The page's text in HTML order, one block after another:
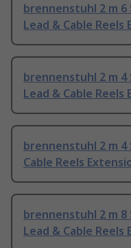
brennenstuhl 2 m
Lead & Cable Reels
brennenstuhl 2 m
Lead & Cable Reels
brennenstuhl 2 m 4
Cable Reels
brennenstuhl 2 m
Lead & Cable Reels